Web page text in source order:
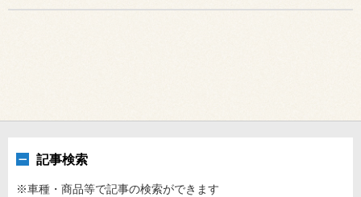
記事検索
※車種・商品等で記事の検索ができます